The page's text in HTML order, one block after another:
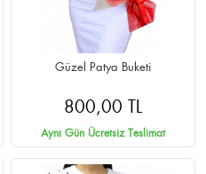
Güzel Patya Buketi
800,00 TL
Aynı Gün Ücretsiz Teslimat